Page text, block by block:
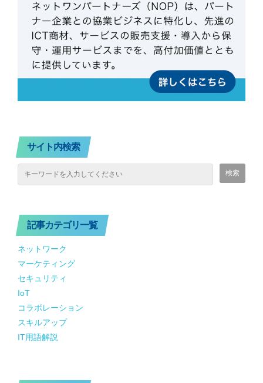
サイト内検索
記事カテゴリ一覧
ネットワーク
マーケティング
セキュリティ
IoT
コラボレーション
スキルアップ
IT用語解説